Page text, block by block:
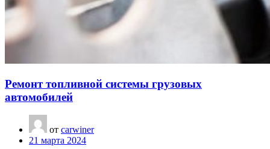
Ремонт топливной системы грузовых
автомобилей
от carwiner
21 марта 2024